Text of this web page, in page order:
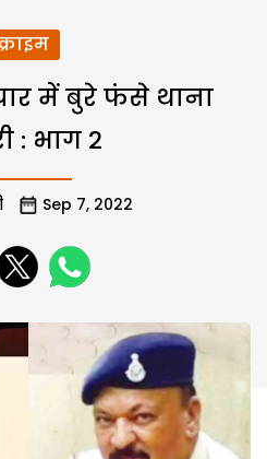
में बुरे फंसे थाना
: भाग 2
Sep 7, 2022